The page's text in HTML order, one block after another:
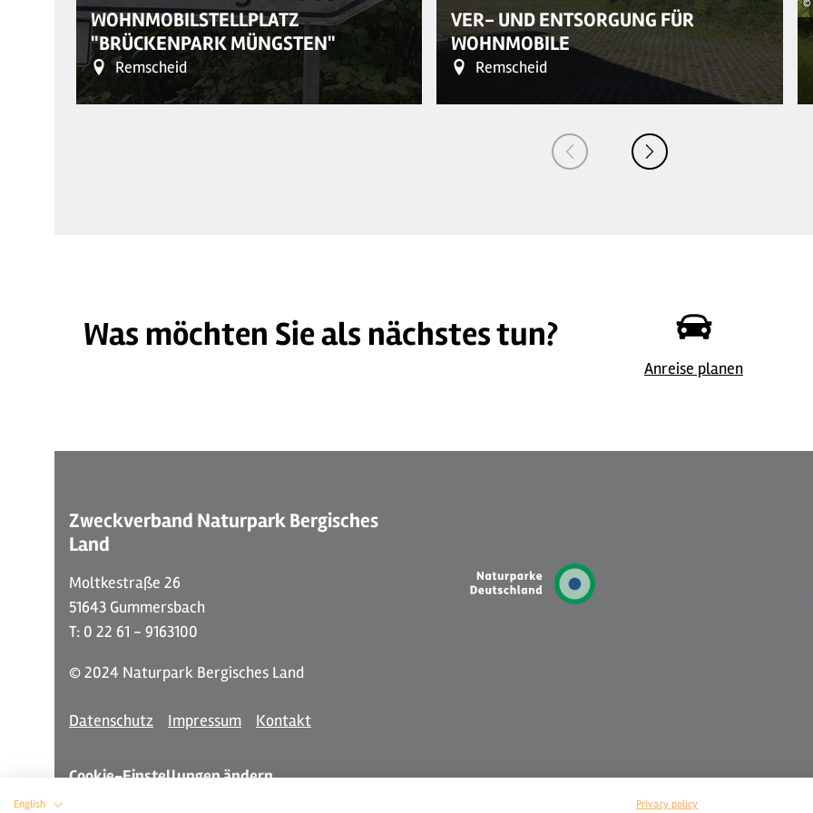
WOHNMOBILSTELLPLATZ
"BRÜCKENPARK MÜNGSTEN"
Remscheid
| CC-BY-SA, Lilian Möntmann
VER- UND ENTSORGUNG FÜR
WOHNMOBILE
Remscheid
© Ver- und Entsorgung für Wohnmobile
©
Was möchten Sie als nächstes tun?
Anreise planen
Zweckverband Naturpark Bergisches
Land
Moltkestraße 26
51643 Gummersbach
T: 0 22 61 - 9163100
© 2024 Naturpark Bergisches Land
Datenschutz Impressum Kontakt
Cookie-Einstellungen ändern
English Privacy policy